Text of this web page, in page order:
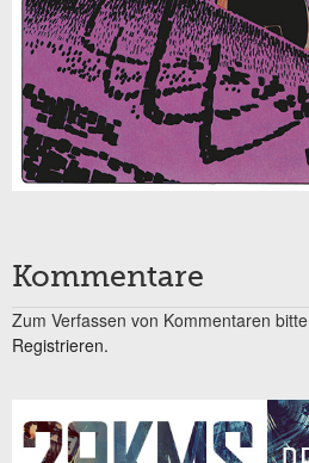
Kommentare
Zum Verfassen von Kommentaren bitte
Registrieren.